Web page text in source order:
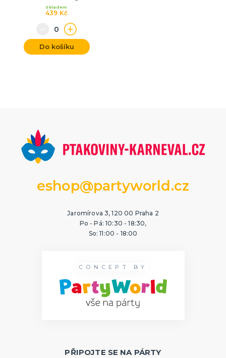
439 Kč
Skladem
Do košíku
eshop@partyworld.cz
Jaromírova 3, 120 00 Praha 2
Po - Pá: 10:30 - 18:30,
So: 11:00 - 18:00
CONCEPT BY
PŘIPOJTE SE NA PÁRTY